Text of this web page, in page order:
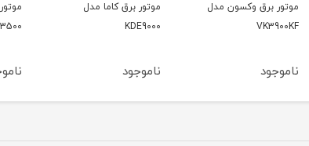
موتور برق کاما مدل
KDE9000
ناموجود
موتور برق کاما مدل
KDE3500
ناموجود